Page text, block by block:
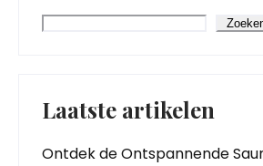
Laatste artikelen
Ontdek de Ontspannende